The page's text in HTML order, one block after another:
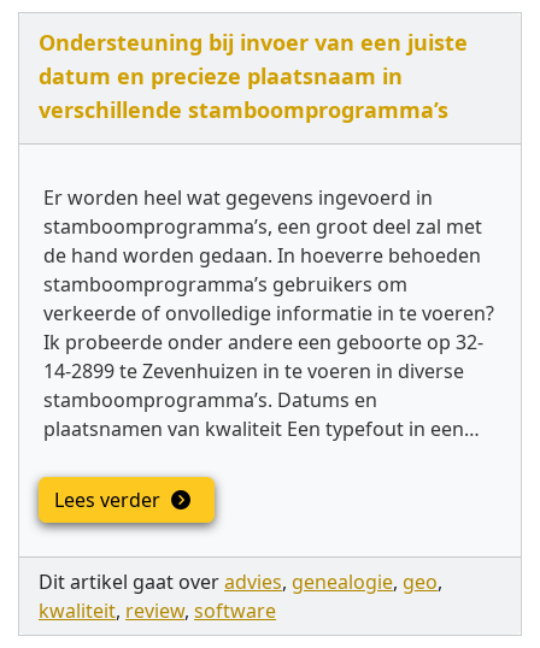
Ondersteuning bij invoer van een juiste
datum en precieze plaatsnaam in
verschillende stamboomprogramma’s
Er worden heel wat gegevens ingevoerd in
stamboomprogramma’s, een groot deel zal met
de hand worden gedaan. In hoeverre behoeden
stamboomprogramma’s gebruikers om
verkeerde of onvolledige informatie in te voeren?
Ik probeerde onder andere een geboorte op 32-
14-2899 te Zevenhuizen in te voeren in diverse
stamboomprogramma’s. Datums en
plaatsnamen van kwaliteit Een typefout in een…
Lees verder
Dit artikel gaat overadvies, genealogie, geo,
kwaliteit, review, software